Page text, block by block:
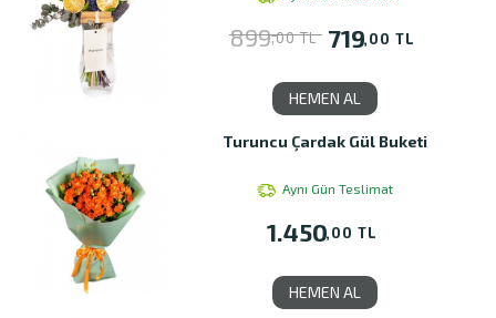
899,00 TL 719,00 TL
HEMEN AL
Turuncu Çardak Gül Buketi
Aynı Gün Teslimat
1.450,00 TL
HEMEN AL